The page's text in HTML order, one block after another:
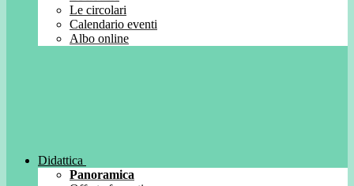
Le circolari
Calendario eventi
Albo online
Didattica
Panoramica